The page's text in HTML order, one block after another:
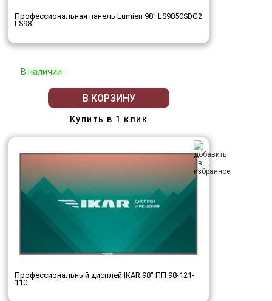
Профессиональная панель Lumien 98" LS9850SDG2
LS98
В наличии
В КОРЗИНУ
Купить в 1 клик
Профессиональный дисплей IKAR 98" ПП 98-121-
110